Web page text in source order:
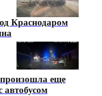
Краснодаром
еще
автобусом